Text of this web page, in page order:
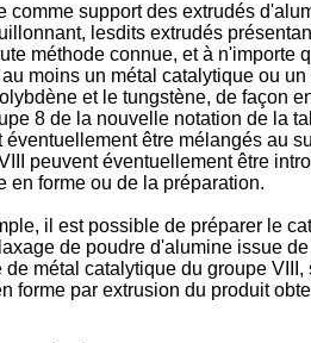
comme support des extrudés
lesdits extrudés
méthode connue, et à
moins un métal catalytique ou
et le tungstène, de façon
8 de la nouvelle notation de la
éventuellement être mélangés au
peuvent éventuellement être
en forme ou de la préparation.
il est possible de préparer le
de poudre d'alumine issue
de métal catalytique du groupe
forme par extrusion du produit